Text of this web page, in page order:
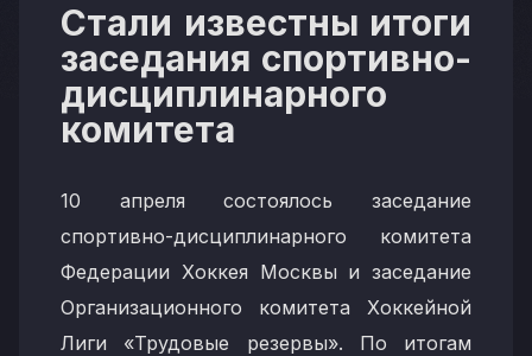
Стали известны итоги
заседания спортивно-
дисциплинарного
комитета
10 апреля состоялось заседание
спортивно-дисциплинарного комитета
Федерации Хоккея Москвы и заседание
Организационного комитета Хоккейной
Лиги «Трудовые резервы». По итогам